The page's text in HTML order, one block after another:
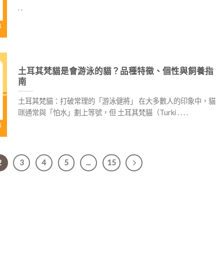
. .
土耳其梵貓是會游泳的貓？品種特徵、個性與飼養指
南
土耳其梵貓：打破常理的「游泳健將」 在大多數人的印象中，貓
咪通常與「怕水」劃上等號，但 土耳其梵貓（Turki . . . .
3 4 5 ... 15